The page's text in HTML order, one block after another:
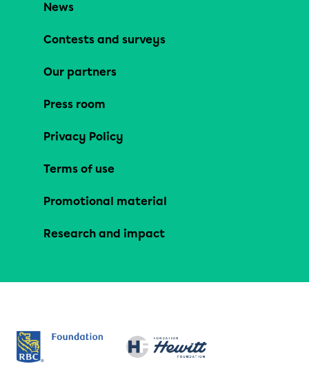
News
Contests and surveys
Our partners
Press room
Privacy Policy
Terms of use
Promotional material
Research and impact